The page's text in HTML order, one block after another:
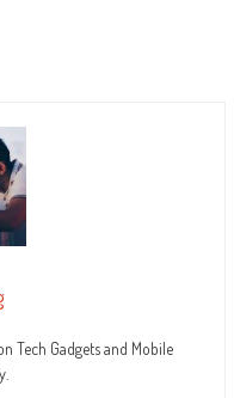
Tech Gadgets and Mobile